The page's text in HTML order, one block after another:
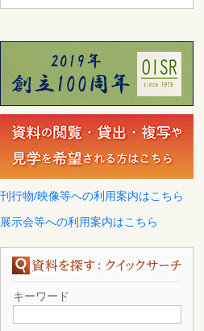
刊行物/映像等への利用案内はこちら
展示会等への利用案内はこちら
キーワード